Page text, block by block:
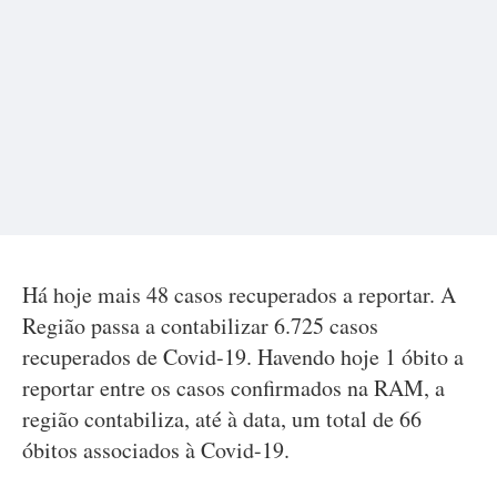
Há hoje mais 48 casos recuperados a reportar. A
Região passa a contabilizar 6.725 casos
recuperados de Covid-19. Havendo hoje 1 óbito a
reportar entre os casos confirmados na RAM, a
região contabiliza, até à data, um total de 66
óbitos associados à Covid-19.